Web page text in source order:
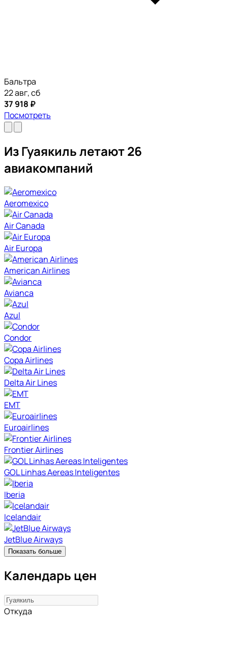
Бальтра
22 авг, сб
37 918 ₽
Посмотреть
Из Гуаякиль летают 26
авиакомпаний
Aeromexico
Air Canada
Air Europa
American Airlines
Avianca
Azul
Condor
Copa Airlines
Delta Air Lines
EMT
Euroairlines
Frontier Airlines
GOL Linhas Aereas Inteligentes
Iberia
Icelandair
JetBlue Airways
Показать больше
Календарь цен
Откуда